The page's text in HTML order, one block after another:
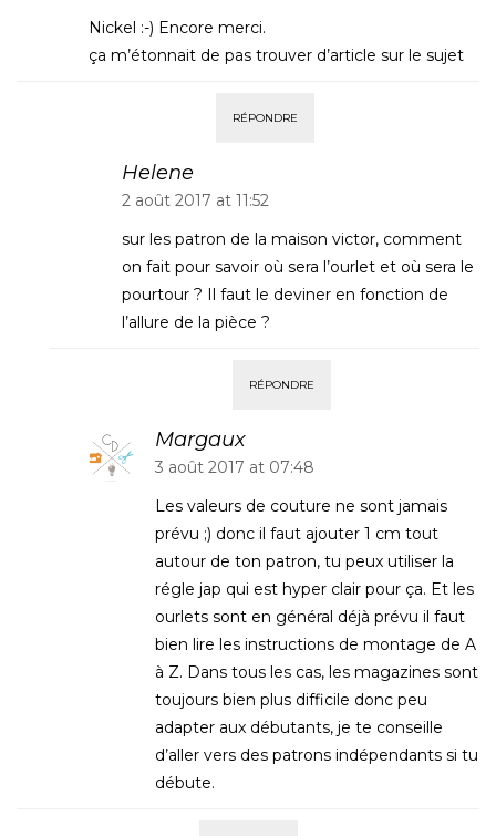
Nickel :-) Encore merci.
ça m’étonnait de pas trouver d’article sur le sujet
RÉPONDRE
Helene
2 août 2017 at 11:52
sur les patron de la maison victor, comment
on fait pour savoir où sera l’ourlet et où sera le
pourtour ? Il faut le deviner en fonction de
l’allure de la pièce ?
RÉPONDRE
Margaux
3 août 2017 at 07:48
Les valeurs de couture ne sont jamais
prévu ;) donc il faut ajouter 1 cm tout
autour de ton patron, tu peux utiliser la
régle jap qui est hyper clair pour ça. Et les
ourlets sont en général déjà prévu il faut
bien lire les instructions de montage de A
à Z. Dans tous les cas, les magazines sont
toujours bien plus difficile donc peu
adapter aux débutants, je te conseille
d’aller vers des patrons indépendants si tu
débute.